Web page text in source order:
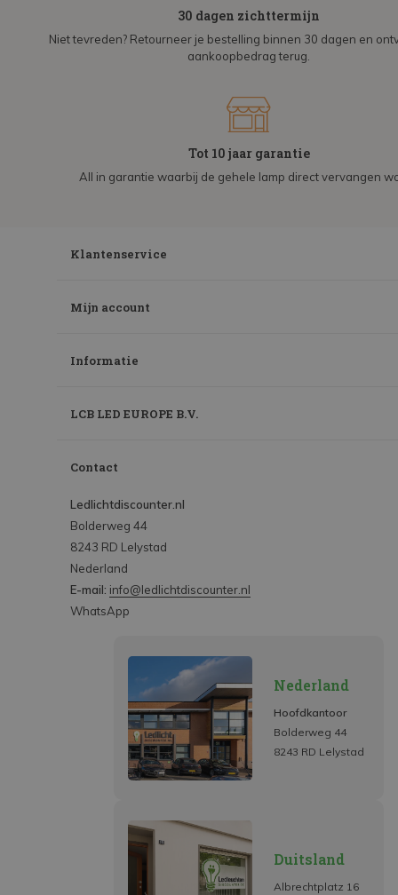
30 dagen zichttermijn
Niet tevreden? Retourneer je bestelling binnen 30 dagen en
aankoopbedrag terug.
Tot 10 jaar garantie
All in garantie waarbij de gehele lamp direct vervangen
Klantenservice
Mijn account
Informatie
LCB LED EUROPE B.V.
Contact
Ledlichtdiscounter.nl
Bolderweg 44
8243 RD Lelystad
Nederland
E-mail: info@ledlichtdiscounter.nl
WhatsApp
Nederland
Hoofdkantoor
Bolderweg 44
8243 RD Lelystad
Duitsland
Albrechtplatz 16